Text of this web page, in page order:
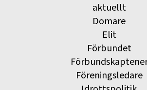
aktuellt
Domare
Elit
Förbundet
Föreningsledare